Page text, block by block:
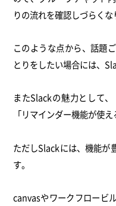
りの流れを確認しづらくな
このような点から、話題
とりをしたい場合には、
またSlackの魅力として
「リマインダー機能が使
ただしSlackには、機能が
す。
canvasやワークフロービ